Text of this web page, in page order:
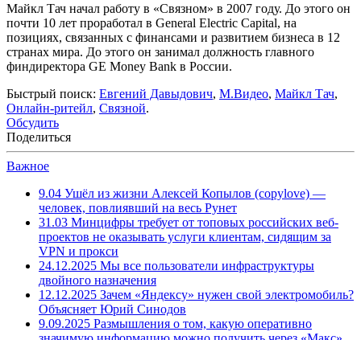
Майкл Тач начал работу в «Связном» в 2007 году. До этого он
почти 10 лет проработал в General Electric Capital, на
позициях, связанных с финансами и развитием бизнеса в 12
странах мира. До этого он занимал должность главного
финдиректора GE Money Bank в России.
Быстрый поиск: Евгений Давыдович, М.Видео, Майкл Тач,
Онлайн-ритейл, Связной.
Обсудить
Поделиться
Важное
9.04 Ушёл из жизни Алексей Копылов (copylove) —
человек, повлиявший на весь Рунет
31.03 Минцифры требует от топовых российских веб-
проектов не оказывать услуги клиентам, сидящим за
VPN и прокси
24.12.2025 Мы все пользователи инфраструктуры
двойного назначения
12.12.2025 Зачем «Яндексу» нужен свой электромобиль?
Объясняет Юрий Синодов
9.09.2025 Размышления о том, какую оперативно